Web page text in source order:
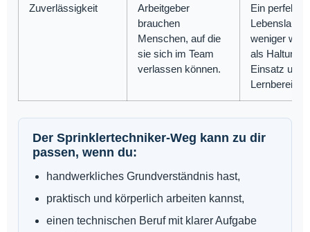
Zuverlässigkeit
Arbeitgeber
brauchen
Menschen, auf die
sie sich im Team
verlassen können.
Ein perfekter
Lebenslauf
weniger
als Haltung,
Einsatz und
Der Sprinklertechniker-Weg kann zu dir
passen, wenn du:
handwerkliches Grundverständnis hast,
praktisch und körperlich arbeiten kannst,
einen technischen Beruf mit klarer Aufgabe